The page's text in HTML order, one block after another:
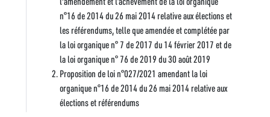
n°16 de 2014 du 26 mai 2014 relative aux élections et
les référendums, telle que amendée et complétée par
la loi organique n° 7 de 2017 du 14 février 2017 et de
la loi organique n° 76 de 2019 du 30 août 2019
Proposition de loi n°027/2021 amendant la loi
organique n°16 de 2014 du 26 mai 2014 relative aux
élections et référendums